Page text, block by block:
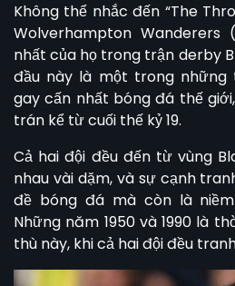
Không thể nhắc đến “The
Wolverhampton
nhất của họ trong trận derby
đầu này là một trong
gay cấn nhất bóng đá thế
trán kể từ cuối thế kỷ 19.
Cả hai đội đều đến từ vùng
nhau vài dặm, và sự cạnh
đề bóng đá mà còn là
Những năm 1950 và 1990 là
thù này, khi cả hai đội đều